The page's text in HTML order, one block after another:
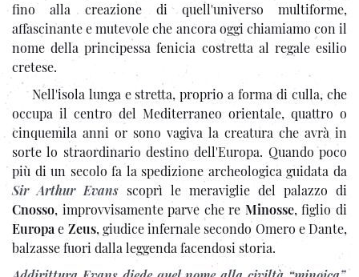
fino alla creazione di quell'universo multiforme,
affascinante e mutevole che ancora oggi chiamiamo con il
nome della principessa fenicia costretta al regale esilio
cretese.
Nell'isola lunga e stretta, proprio a forma di culla, che
occupa il centro del Mediterraneo orientale, quattro o
cinquemila anni or sono vagiva la creatura che avrà in
sorte lo straordinario destino dell'Europa. Quando poco
più di un secolo fa la spedizione archeologica guidata da
Sir Arthur Evansscoprì le meraviglie del palazzo di
Cnosso, improvvisamente parve che re Minosse, figlio di
Europa e Zeus, giudice infernale secondo Omero e Dante,
balzasse fuori dalla leggenda facendosi storia.